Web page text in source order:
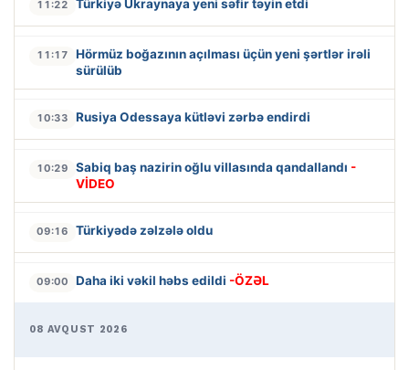
11:22 Türkiyə Ukraynaya yeni səfir təyin etdi
11:17
Hörmüz boğazının açılması üçün yeni şərtlər irəli
sürülüb
10:33 Rusiya Odessaya kütləvi zərbə endirdi
10:29 Sabiq baş nazirin oğlu villasında qandallandı -
VİDEO
09:16 Türkiyədə zəlzələ oldu
09:00 Daha iki vəkil həbs edildi -ÖZƏL
08 AVQUST 2026